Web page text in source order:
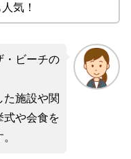
気！
・ビーチの
た施設や関
式や会食を